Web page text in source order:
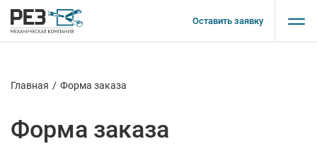
Оставить заявку
Главная / Форма заказа
Форма заказа